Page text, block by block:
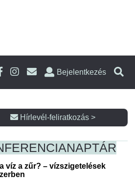
Bejelentkezés
Hírlevél-feliratkozás >
NAPTÁR
víz a zűr? – vízszigetelések